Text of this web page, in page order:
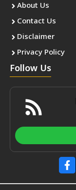
About Us
Contact Us
Disclaimer
Privacy Policy
Follow Us